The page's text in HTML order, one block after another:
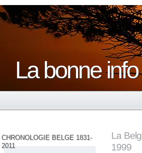
La bonne info
CHRONOLOGIE BELGE 1831-
2011
La
1999